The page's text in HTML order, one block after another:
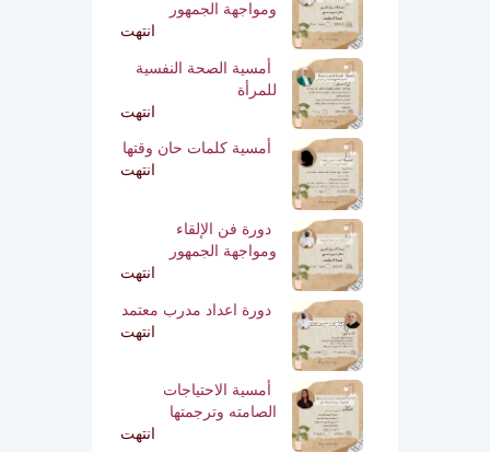
ومواجهة الجمهور
انتهت
أمسية الصحة النفسية
للمرأة
انتهت
أمسية كلمات حان وقتها
انتهت
دورة فن الإلقاء
ومواجهة الجمهور
انتهت
دورة اعداد مدرب معتمد
انتهت
أمسية الاحتياجات
الصامته وترجمتها
انتهت